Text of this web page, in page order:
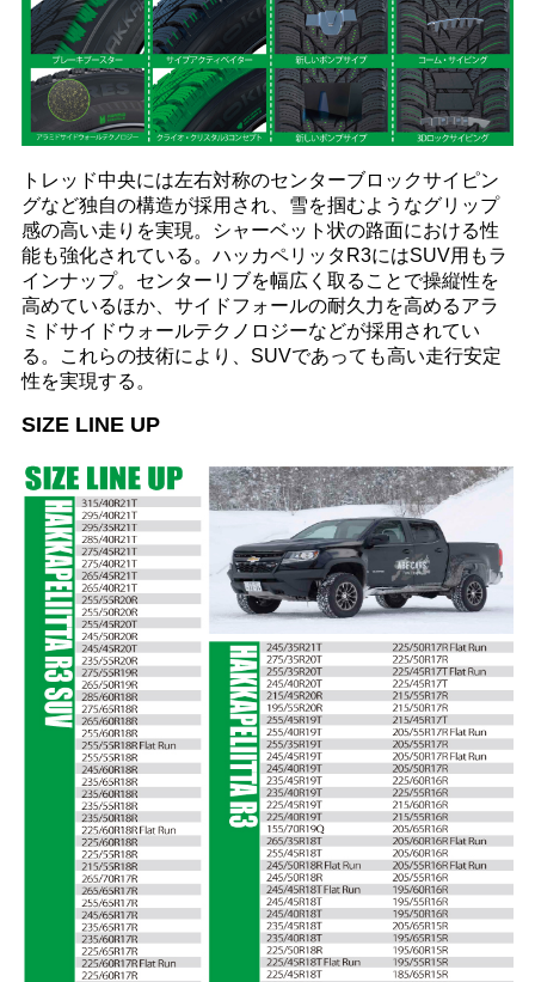
トレッド中央には左右対称のセンターブロックサイピン
グなど独自の構造が採用され、雪を掴むようなグリップ
感の高い走りを実現。シャーベット状の路面における性
能も強化されている。ハッカペリッタR3にはSUV用もラ
インナップ。センターリブを幅広く取ることで操縦性を
高めているほか、サイドフォールの耐久力を高めるアラ
ミドサイドウォールテクノロジーなどが採用されてい
る。これらの技術により、SUVであっても高い走行安定
性を実現する。
SIZE LINE UP